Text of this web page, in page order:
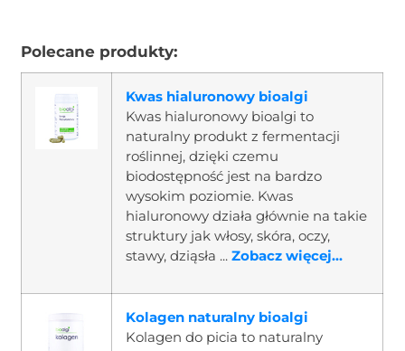
Polecane produkty:
Kwas hialuronowy bioalgi
Kwas hialuronowy bioalgi to
naturalny produkt z fermentacji
roślinnej, dzięki czemu
biodostępność jest na bardzo
wysokim poziomie. Kwas
hialuronowy działa głównie na takie
struktury jak włosy, skóra, oczy,
stawy, dziąsła ...Zobacz więcej...
Kolagen naturalny bioalgi
Kolagen do picia to naturalny